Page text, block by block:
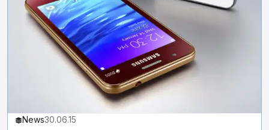
News30.06.15